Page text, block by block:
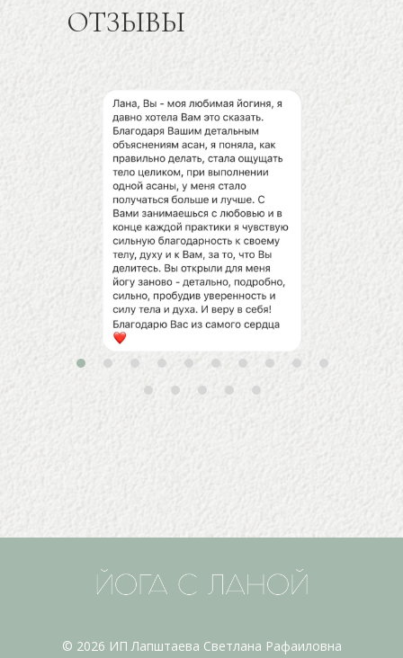
ОТЗЫВЫ
© 2026 ИП Лапштаева Cветлана Рафаиловна